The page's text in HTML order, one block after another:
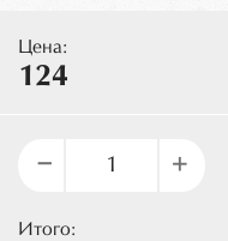
Цена:
124
– +
Итого: